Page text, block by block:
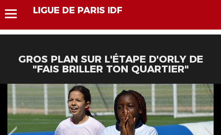
LIGUE DE PARIS IDF
GROS PLAN SUR L'ÉTAPE D'ORLY DE
"FAIS BRILLER TON QUARTIER"